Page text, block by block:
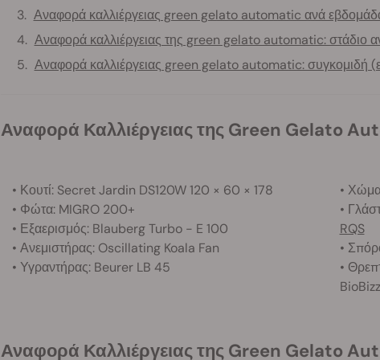
Αναφορά καλλιέργειας green gelato automatic ανά
Αναφορά καλλιέργειας της green gelato automatic: στάδιο
Αναφορά καλλιέργειας green gelato automatic: συγκομιδή
Αναφορά Καλλιέργειας της Green Gelato
• Κουτί: Secret Jardin DS120W 120 × 60 × 178
• Φώτα: MIGRO 200+
• Εξαερισμός: Blauberg Turbo - E 100
• Ανεμιστήρας: Oscillating Koala Fan
• Υγραντήρας: Beurer LB 45
•
•
RQS
•
•
BioBizz
Αναφορά Καλλιέργειας της Green Gelato Automatic: Στάδιο Σπορόφυτου